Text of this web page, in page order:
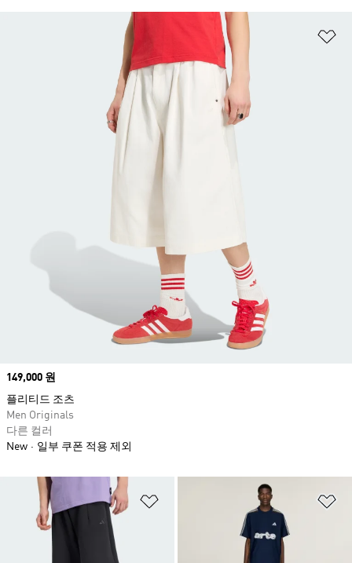
Price
149,000 원
플리티드 조츠
Men Originals
다른 컬러
New
일부 쿠폰 적용 제외